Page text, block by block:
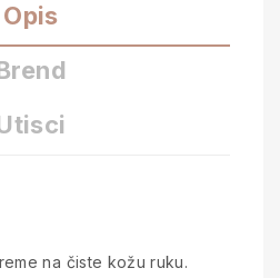
Opis
na čiste kožu ruku.